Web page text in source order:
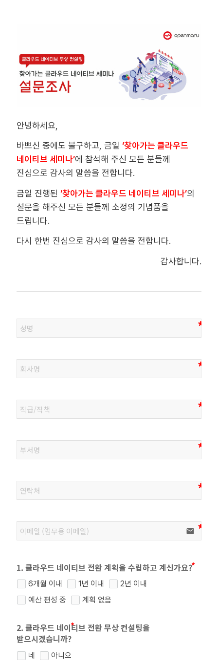
안녕하세요,
바쁘신 중에도 불구하고, 금일 ‘찾아가는 클라우드
네이티브 세미나’에 참석해 주신 모든 분들께
진심으로 감사의 말씀을 전합니다.
금일 진행된 ‘찾아가는 클라우드 네이티브 세미나’의
설문을 해주신 모든 분들께 소정의 기념품을
드립니다.
다시 한번 진심으로 감사의 말씀을 전합니다.
감사합니다.
email
1. 클라우드 네이티브 전환 계획을 수립하고 계신가요?
6개월 이내 1년 이내
2년 이내
예산 편성 중
계획 없음
2. 클라우드 네이티브 전환 무상 컨설팅을
받으시겠습니까?
네 아니오